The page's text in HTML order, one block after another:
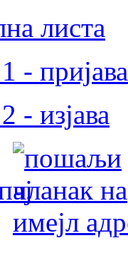
листа
- пријава
- изјава